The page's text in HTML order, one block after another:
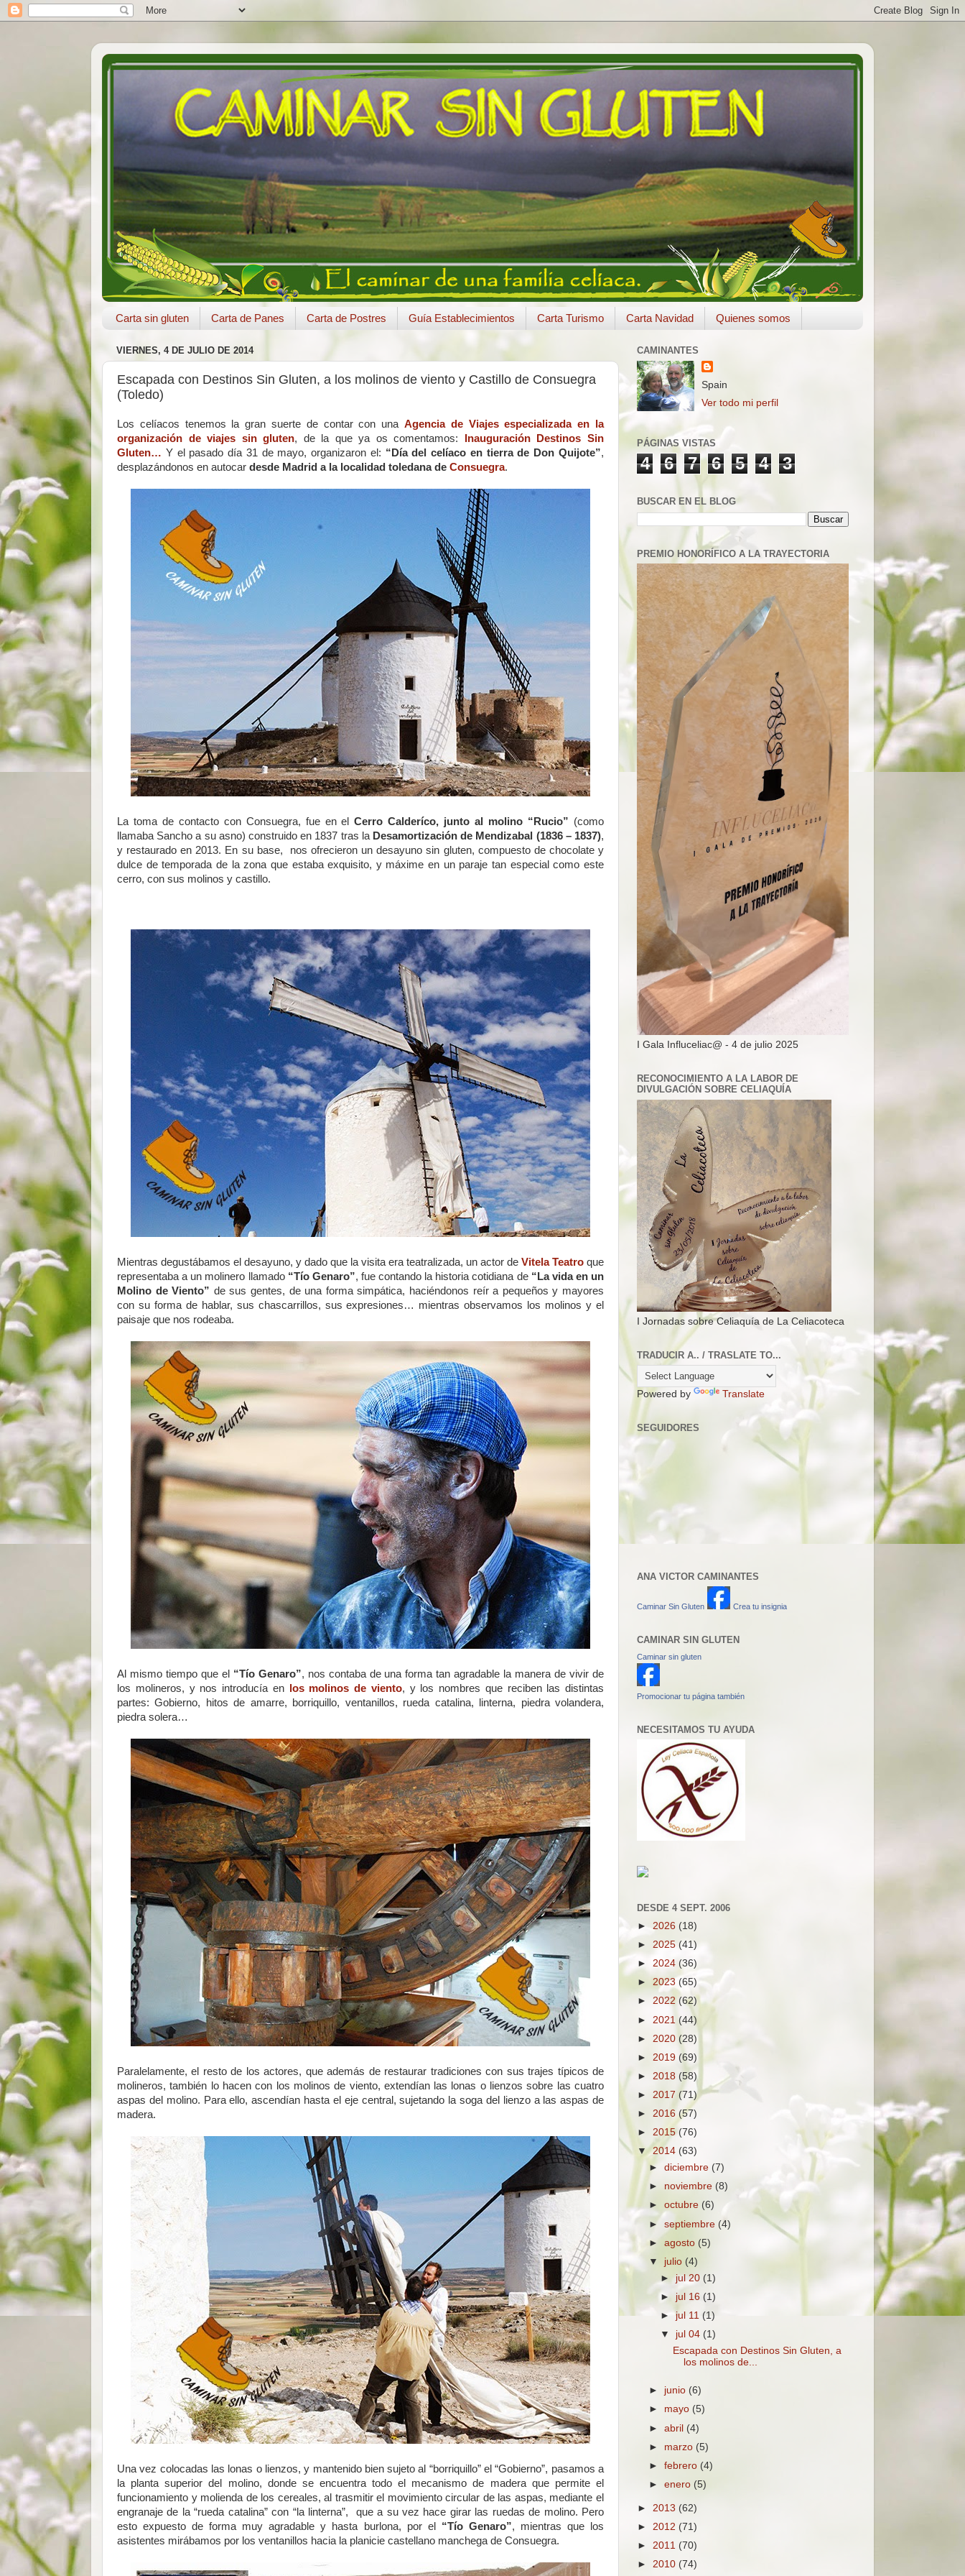
Carta sin gluten Carta de Panes Carta de Postres Guía Establecimientos Carta Turismo Carta Navidad Quienes somos
VIERNES, 4 DE JULIO DE 2014
Escapada con Destinos Sin Gluten, a los molinos de viento y Castillo de Consuegra
(Toledo)
Los celíacos tenemos la gran suerte de contar con una Agencia de Viajes especializada en la
organización de viajes sin gluten, de la que ya os comentamos:
Inauguración Destinos Sin
Gluten… Y el pasado día 31 de mayo, organizaron el: “Día del celíaco en tierra de Don Quijote”,
desplazándonos en autocar desde Madrid a la localidad toledana de Consuegra.
La toma de contacto con Consuegra, fue en elCerro Calderíco, junto al molino “Rucio” (como
llamaba Sancho a su asno) construido en 1837 tras la Desamortización de Mendizabal (1836 – 1837),
y restaurado en 2013. En su base, nos ofrecieron un desayuno sin gluten, compuesto de chocolate y
dulce de temporada de la zona que estaba exquisito, y máxime en un paraje tan especial como este
cerro, con sus molinos y castillo.
Mientras degustábamos el desayuno, y dado que la visita era teatralizada, un actor de Vitela Teatro que
representaba a un molinero llamado “Tío Genaro”, fue contando la historia cotidiana de “La vida en un
Molino de Viento” de sus gentes, de una forma simpática, haciéndonos reír a pequeños y mayores
con su forma de hablar, sus chascarrillos, sus expresiones… mientras observamos los molinos y el
paisaje que nos rodeaba.
Al mismo tiempo que el “Tío Genaro”, nos contaba de una forma tan agradable la manera de vivir de
los molineros, y nos introducía en
los molinos de viento, y los nombres que reciben las distintas
partes: Gobierno, hitos de amarre, borriquillo, ventanillos, rueda catalina, linterna, piedra volandera,
piedra solera…
Paralelamente, el resto de los actores, que además de restaurar tradiciones con sus trajes típicos de
molineros, también lo hacen con los molinos de viento, extendían las lonas o lienzos sobre las cuatro
aspas del molino. Para ello, ascendían hasta el eje central, sujetando la soga del lienzo a las aspas de
madera.
Una vez colocadas las lonas o lienzos, y mantenido bien sujeto al “borriquillo” el “Gobierno”, pasamos a
la planta superior del molino, donde se encuentra todo el mecanismo de madera que permite el
funcionamiento y molienda de los cereales, al trasmitir el movimiento circular de las aspas, mediante el
engranaje de la “rueda catalina” con “la linterna”, que a su vez hace girar las ruedas de molino. Pero
esto expuesto de forma muy agradable y hasta burlona, por el “Tío Genaro”, mientras que los
asistentes mirábamos por los ventanillos hacia la planicie castellano manchega de Consuegra.
CAMINANTES
Spain
Ver todo mi perfil
PÁGINAS VISTAS
4 6 7 6 5 4 3
BUSCAR EN EL BLOG
PREMIO HONORÍFICO A LA TRAYECTORIA
I Gala Influceliac@ - 4 de julio 2025
RECONOCIMIENTO A LA LABOR DE
DIVULGACIÓN SOBRE CELIAQUÍA
I Jornadas sobre Celiaquía de La Celiacoteca
TRADUCIR A.. / TRASLATE TO...
Powered by Translate
SEGUIDORES
ANA VICTOR CAMINANTES
Caminar Sin Gluten Crea tu insignia
CAMINAR SIN GLUTEN
Caminar sin gluten
Promocionar tu página también
NECESITAMOS TU AYUDA
DESDE 4 SEPT. 2006
► 2026 (18)
► 2025 (41)
► 2024 (36)
► 2023 (65)
► 2022 (62)
► 2021 (44)
► 2020 (28)
► 2019 (69)
► 2018 (58)
► 2017 (71)
► 2016 (57)
► 2015 (76)
▼2014 (63)
►diciembre (7)
► noviembre (8)
►octubre (6)
►septiembre (4)
►agosto (5)
▼ julio (4)
►jul 20 (1)
► jul 16(1)
►jul 11 (1)
▼ jul 04 (1)
Escapada con Destinos Sin Gluten, a
los molinos de...
► junio (6)
► mayo (5)
►abril (4)
► marzo (5)
►febrero (4)
►enero (5)
► 2013 (62)
► 2012 (71)
► 2011 (70)
► 2010 (74)